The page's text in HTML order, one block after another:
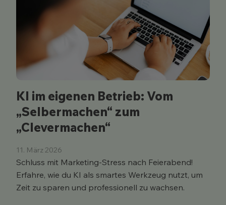
KI im eigenen Betrieb: Vom
„Selbermachen“ zum
„Clevermachen“
11. März 2026
Schluss mit Marketing-Stress nach Feierabend!
Erfahre, wie du KI als smartes Werkzeug nutzt, um
Zeit zu sparen und professionell zu wachsen.